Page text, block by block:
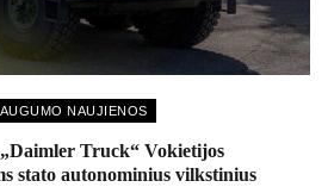
NAUJIENOS
Truck“ Vokietijos
stato autonominius vilkstinius